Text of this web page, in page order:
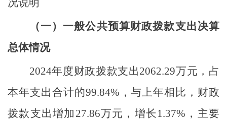
况说明
（一）一般公共预算财政拨款支出决算
总体情况
2024年度财政拨款支出2062.29万元，占
本年支出合计的99.84% ，与上年相比，财政
拨款支出增加 27.86万元，增长 1.37% ，主要